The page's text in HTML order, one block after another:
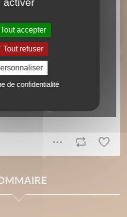
Tout accepter
Tout refuser
de confidentialité